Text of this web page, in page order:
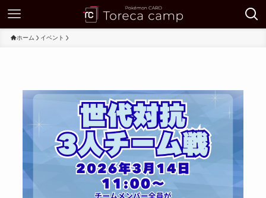
ホーム イベント